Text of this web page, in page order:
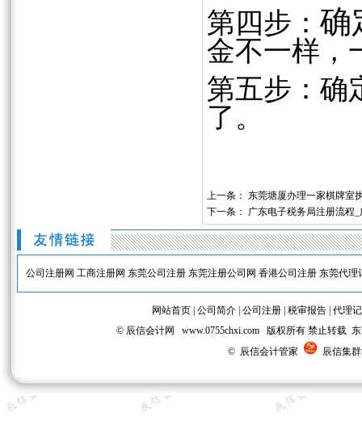
第四步： 确
金不一样，
第五步：确
了。
上一条： 东莞塘厦办理一家棋牌室
下一条：
广东电子税务局注册流程
公司注册网 工商注册网 东莞公司注册 东莞注册公司网 香港公司注册 东莞代理
网站首页 公司简介 公司注册 税审报告 代理
© 辰信会计网 www.0755chxi.com 版权所有 禁止转载
© 辰信会计管家
辰信集